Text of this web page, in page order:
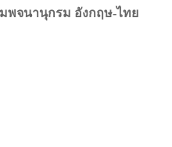
มพจนานุกรม อังกฤษ-ไทย